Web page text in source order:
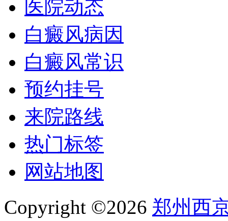
医院动态
白癜风病因
白癜风常识
预约挂号
来院路线
热门标签
网站地图
Copyright ©2026 郑州西